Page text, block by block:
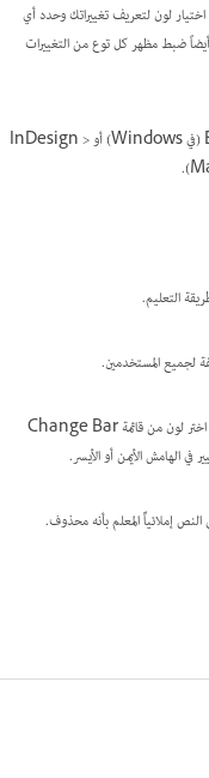
لون لتعريف تغييراتك وحدد أي
أيضاً ضبط مظهر كل توع من التغييرات
اختر Edit > Preferences > Track Changes (في Windows) أو InDesign >
التعليم.
لجميع المستخدمين.
لإظهار شرائط التغيير، قم بالتأشير على خيار أشرطة التغيير. اختر لون من قائمة Change Bar
إملائياًَ المعلم بأنه محذوف.